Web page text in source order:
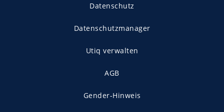
Datenschutz
Datenschutzmanager
Utiq verwalten
AGB
Gender-Hinweis